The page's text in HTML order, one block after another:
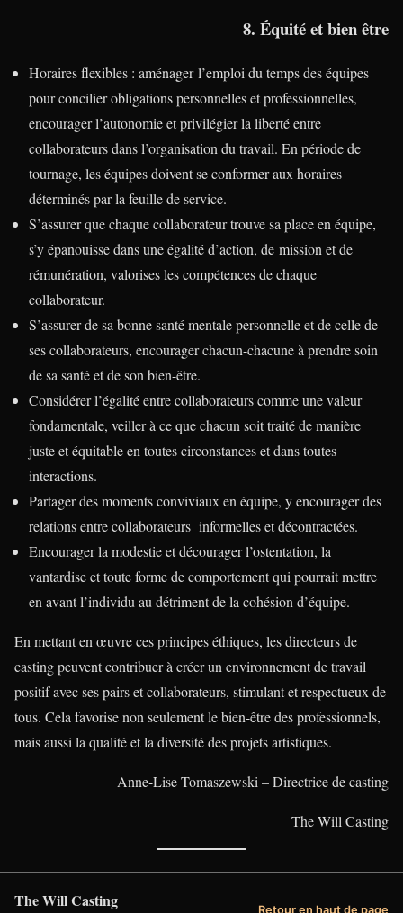
8. Équité et bien être
Horaires flexibles : aménager l’emploi du temps des équipes
pour concilier obligations personnelles et professionnelles,
encourager l’autonomie et privilégier la liberté entre
collaborateurs dans l’organisation du travail. En période de
tournage, les équipes doivent se conformer aux horaires
déterminés par la feuille de service.
S’assurer que chaque collaborateur trouve sa place en équipe,
s’y épanouisse dans une égalité d’action, de mission et de
rémunération, valorises les compétences de chaque
collaborateur.
S’assurer de sa bonne santé mentale personnelle et de celle de
ses collaborateurs, encourager chacun-chacune à prendre soin
de sa santé et de son bien-être.
Considérer l’égalité entre collaborateurs comme une valeur
fondamentale, veiller à ce que chacun soit traité de manière
juste et équitable en toutes circonstances et dans toutes
interactions.
Partager des moments conviviaux en équipe, y encourager des
relations entre collaborateurs informelles et décontractées.
Encourager la modestie et décourager l’ostentation, la
vantardise et toute forme de comportement qui pourrait mettre
en avant l’individu au détriment de la cohésion d’équipe.
En mettant en œuvre ces principes éthiques, les directeurs de
casting peuvent contribuer à créer un environnement de travail
positif avec ses pairs et collaborateurs, stimulant et respectueux de
tous. Cela favorise non seulement le bien-être des professionnels,
mais aussi la qualité et la diversité des projets artistiques.
Anne-Lise Tomaszewski – Directrice de casting
The Will Casting
The Will Casting Retour en haut de page